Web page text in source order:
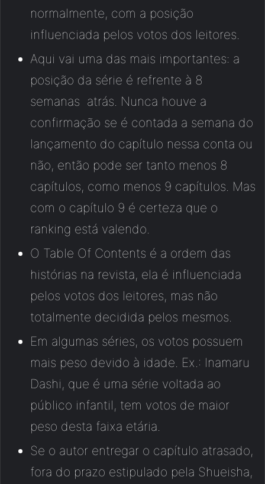
normalmente, com a posição
influenciada pelos votos dos leitores.
Aqui vai uma das mais importantes: a
posição da série é refrente à 8
semanas atrás. Nunca houve a
confirmação se é contada a semana do
lançamento do capítulo nessa conta ou
não, então pode ser tanto menos 8
capítulos, como menos 9 capítulos. Mas
com o capítulo 9 é certeza que o
ranking está valendo.
O Table Of Contents é a ordem das
histórias na revista, ela é influenciada
pelos votos dos leitores, mas não
totalmente decidida pelos mesmos.
Em algumas séries, os votos possuem
mais peso devido à idade. Ex.: Inamaru
Dashi, que é uma série voltada ao
público infantil, tem votos de maior
peso desta faixa etária.
Se o autor entregar o capítulo atrasado,
fora do prazo estipulado pela Shueisha,